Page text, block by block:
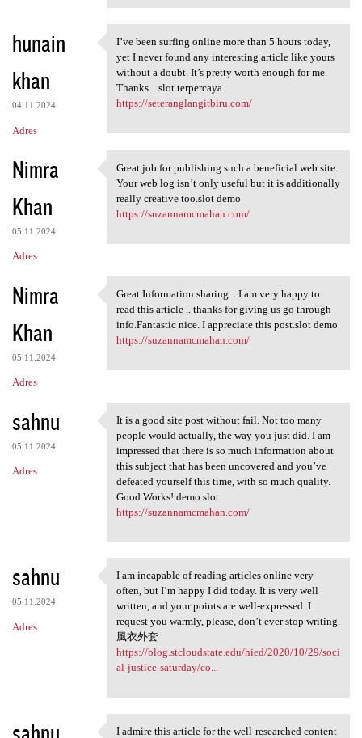
hunain
khan
04.11.2024
Adres
I’ve been surfing online more
I’ve been surfing online more than 5 hours today,
yet I never found any interesting article like yours
without a doubt. It’s pretty worth enough for me.
Thanks... slot terpercaya
https://seteranglangitbiru.com/
Nimra
Khan
05.11.2024
Adres
Great job for publishing such
Great job for publishing such a beneficial web site.
Your web log isn’t only useful but it is additionally
really creative too.slot demo
https://suzannamcmahan.com/
Nimra
Khan
05.11.2024
Adres
Great Information sharing ..
Great Information sharing .. I am very happy to
read this article .. thanks for giving us go through
info.Fantastic nice. I appreciate this post.slot demo
https://suzannamcmahan.com/
sahnu
05.11.2024
Adres
It is a good site post
It is a good site post without fail. Not too many
people would actually, the way you just did. I am
impressed that there is so much information about
this subject that has been uncovered and you’ve
defeated yourself this time, with so much quality.
Good Works! demo slot
https://suzannamcmahan.com/
sahnu
05.11.2024
Adres
I am incapable of reading
I am incapable of reading articles online very
often, but I’m happy I did today. It is very well
written, and your points are well-expressed. I
request you warmly, please, don’t ever stop writing.
風衣外套
https://blog.stcloudstate.edu/hied/2020/10/29/soci
al-justice-saturday/co...
I admire this article for the well-researched content